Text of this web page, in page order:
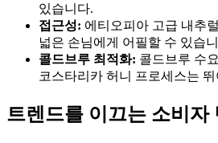
있습니다.
접근성: 에티오피아 고급 내추
넓은 손님에게 어필할 수 있습
콜드브루 최적화: 콜드브루 수
코스타리카 허니 프로세스는
트렌드를 이끄는 소비자